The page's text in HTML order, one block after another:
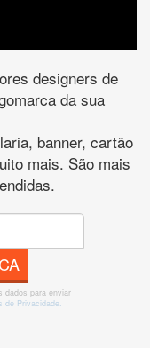
designers de
da sua
banner, cartão
mais. São mais
dados para enviar
de Privacidade.